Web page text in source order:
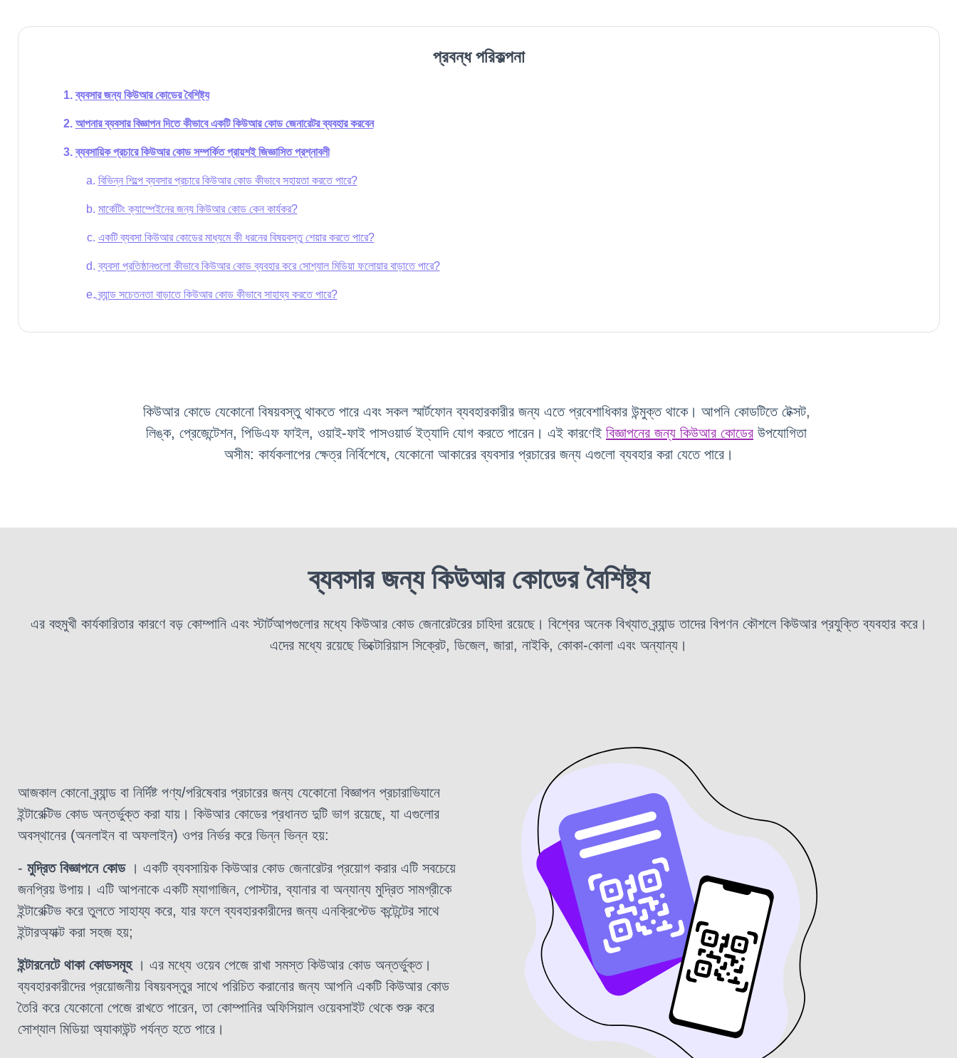
প্রবন্ধ পরিকল্পনা
ব্যবসার জন্য কিউআর কোডের বৈশিষ্ট্য
আপনার ব্যবসার বিজ্ঞাপন দিতে কীভাবে একটি কিউআর কোড জেনারেটর ব্যবহার করবেন
ব্যবসায়িক প্রচারে কিউআর কোড সম্পর্কিত প্রায়শই জিজ্ঞাসিত প্রশ্নাবলী
বিভিন্ন শিল্পে ব্যবসার প্রচারে কিউআর কোড কীভাবে সহায়তা করতে পারে?
মার্কেটিং ক্যাম্পেইনের জন্য কিউআর কোড কেন কার্যকর?
একটি ব্যবসা কিউআর কোডের মাধ্যমে কী ধরনের বিষয়বস্তু শেয়ার করতে পারে?
ব্যবসা প্রতিষ্ঠানগুলো কীভাবে কিউআর কোড ব্যবহার করে সোশ্যাল মিডিয়া ফলোয়ার বাড়াতে পারে?
ব্র্যান্ড সচেতনতা বাড়াতে কিউআর কোড কীভাবে সাহায্য করতে পারে?
কিউআর কোডে যেকোনো বিষয়বস্তু থাকতে পারে এবং সকল স্মার্টফোন ব্যবহারকারীর জন্য এতে প্রবেশাধিকার উন্মুক্ত থাকে। আপনি কোডটিতে টেক্সট,
লিঙ্ক, প্রেজেন্টেশন, পিডিএফ ফাইল, ওয়াই-ফাই পাসওয়ার্ড ইত্যাদি যোগ করতে পারেন। এই কারণেই বিজ্ঞাপনের জন্য কিউআর কোডের উপযোগিতা
অসীম: কার্যকলাপের ক্ষেত্র নির্বিশেষে, যেকোনো আকারের ব্যবসার প্রচারের জন্য এগুলো ব্যবহার করা যেতে পারে।
ব্যবসার জন্য কিউআর কোডেরবৈশিষ্ট্য
এর বহুমুখী কার্যকারিতার কারণে বড় কোম্পানি এবং স্টার্টআপগুলোর মধ্যে কিউআরকোড জেনারেটরের চাহিদা রয়েছে। বিশ্বের অনেক বিখ্যাত ব্র্যান্ড তাদের বিপণন কৌশলে কিউআর প্রযুক্তি ব্যবহার করে।
এদের মধ্যে রয়েছে ভিক্টোরিয়াস সিক্রেট, ডিজেল, জারা, নাইকি, কোকা-কোলা এবং অন্যান্য।
আজকাল কোনো ব্র্যান্ড বা নির্দিষ্ট পণ্য/পরিষেবার প্রচারের জন্য যেকোনো বিজ্ঞাপন প্রচারাভিযানে
ইন্টারেক্টিভ কোড অন্তর্ভুক্ত করা যায়। কিউআর কোডের প্রধানত দুটি ভাগ রয়েছে, যা এগুলোর
অবস্থানের (অনলাইন বা অফলাইন) ওপর নির্ভর করে ভিন্ন ভিন্ন হয়:
- মুদ্রিত বিজ্ঞাপনে কোড। একটি ব্যবসায়িক কিউআর কোড জেনারেটর প্রয়োগ করার এটি সবচেয়ে
জনপ্রিয় উপায়। এটি আপনাকে একটি ম্যাগাজিন, পোস্টার, ব্যানার বা অন্যান্য মুদ্রিত সামগ্রীকে
ইন্টারেক্টিভ করে তুলতে সাহায্য করে, যার ফলে ব্যবহারকারীদের জন্য এনক্রিপ্টেড কন্টেন্টের সাথে
ইন্টারঅ্যাক্ট করা সহজ হয়;
ইন্টারনেটে থাকা কোডসমূহ। এর মধ্যে ওয়েব পেজে রাখা সমস্ত কিউআর কোড অন্তর্ভুক্ত।
ব্যবহারকারীদের প্রয়োজনীয় বিষয়বস্তুর সাথে পরিচিত করানোর জন্য আপনি একটি কিউআর কোড
তৈরি করে যেকোনো পেজে রাখতে পারেন, তা কোম্পানির অফিসিয়াল ওয়েবসাইট থেকে শুরু করে
সোশ্যাল মিডিয়া অ্যাকাউন্ট পর্যন্ত হতে পারে।